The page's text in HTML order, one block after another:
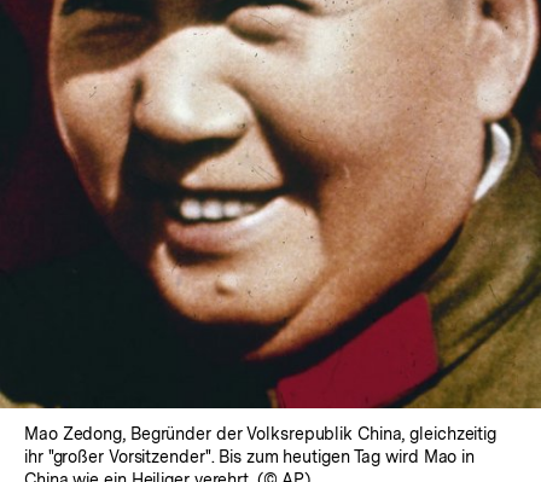
In
Lightbox
öffnen
Mao Zedong, Begründer der Volksrepublik China, gleichzeitig
ihr "großer Vorsitzender". Bis zum heutigen Tag wird Mao in